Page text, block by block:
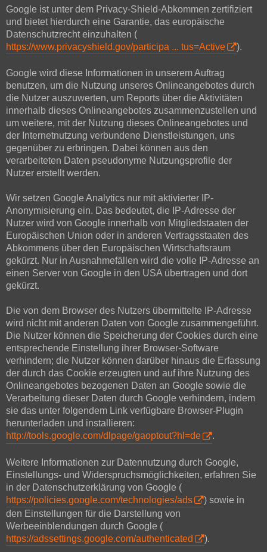
Google ist unter dem Privacy-Shield-Abkommen zertifiziert
und bietet hierdurch eine Garantie, das europäische
Datenschutzrecht einzuhalten (
https://www.privacyshield.gov/participa ... tus=Active
).
Google wird diese Informationen in unserem Auftrag
benutzen, um die Nutzung unseres Onlineangebotes durch
die Nutzer auszuwerten, um Reports über die Aktivitäten
innerhalb dieses Onlineangebotes zusammenzustellen und
um weitere, mit der Nutzung dieses Onlineangebotes und
der Internetnutzung verbundene Dienstleistungen, uns
gegenüber zu erbringen. Dabei können aus den
verarbeiteten Daten pseudonyme Nutzungsprofile der
Nutzer erstellt werden.
Wir setzen Google Analytics nur mit aktivierter IP-
Anonymisierung ein. Das bedeutet, die IP-Adresse der
Nutzer wird von Google innerhalb von Mitgliedstaaten der
Europäischen Union oder in anderen Vertragsstaaten des
Abkommens über den Europäischen Wirtschaftsraum
gekürzt. Nur in Ausnahmefällen wird die volle IP-Adresse an
einen Server von Google in den USA übertragen und dort
gekürzt.
Die von dem Browser des Nutzers übermittelte IP-Adresse
wird nicht mit anderen Daten von Google zusammengeführt.
Die Nutzer können die Speicherung der Cookies durch eine
entsprechende Einstellung ihrer Browser-Software
verhindern; die Nutzer können darüber hinaus die Erfassung
der durch das Cookie erzeugten und auf ihre Nutzung des
Onlineangebotes bezogenen Daten an Google sowie die
Verarbeitung dieser Daten durch Google verhindern, indem
sie das unter folgendem Link verfügbare Browser-Plugin
herunterladen und installieren:
http://tools.google.com/dlpage/gaoptout?hl=de
.
Weitere Informationen zur Datennutzung durch Google,
Einstellungs- und Widerspruchsmöglichkeiten, erfahren Sie
in der Datenschutzerklärung von Google (
https://policies.google.com/technologies/ads
) sowie in
den Einstellungen für die Darstellung von
Werbeeinblendungen durch Google (
https://adssettings.google.com/authenticated
).